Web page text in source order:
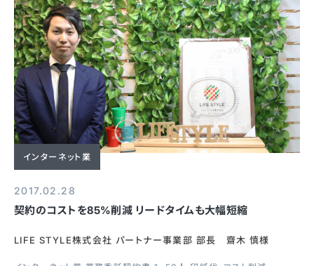
インターネット業
2017.02.28
契約のコストを85%削減 リードタイムも大幅短縮
LIFE STYLE株式会社 パートナー事業部 部長 齋木 慎様